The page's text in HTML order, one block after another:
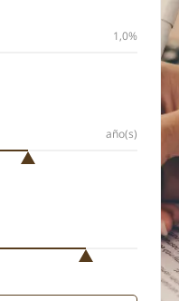
1,0%
año(s)